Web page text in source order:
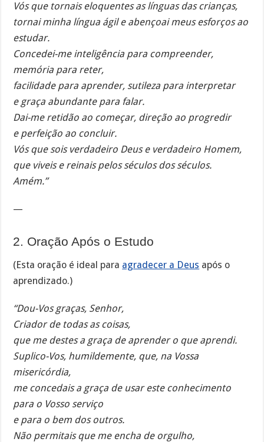
Vós que tornais eloquentes as línguas das crianças,
tornai minha língua ágil e abençoai meus esforços ao
estudar.
Concedei-me inteligência para compreender,
memória para reter,
facilidade para aprender, sutileza para interpretar
e graça abundante para falar.
Dai-me retidão ao começar, direção ao progredir
e perfeição ao concluir.
Vós que sois verdadeiro Deus e verdadeiro Homem,
que viveis e reinais pelos séculos dos séculos.
Amém.”
—
2. Oração Após o Estudo
(Esta oração é ideal para agradecer a Deus após o
aprendizado.)
“Dou-Vos graças, Senhor,
Criador de todas as coisas,
que me destes a graça de aprender o que aprendi.
Suplico-Vos, humildemente, que, na Vossa
misericórdia,
me concedais a graça de usar este conhecimento
para o Vosso serviço
e para o bem dos outros.
Não permitais que me encha de orgulho,